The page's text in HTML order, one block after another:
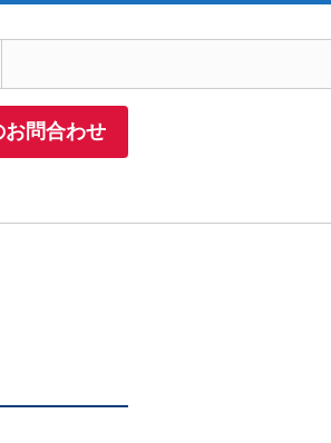
お問合わせ